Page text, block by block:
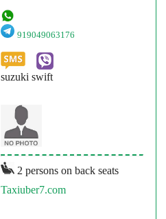
919049063176
suzuki swift
2 persons on back seats
Taxiuber7.com